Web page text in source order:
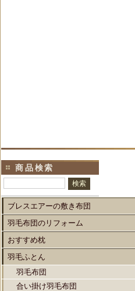
商品検索
ブレスエアーの敷き布団
羽毛布団のリフォーム
おすすめ枕
羽毛ふとん
羽毛布団
合い掛け羽毛布団